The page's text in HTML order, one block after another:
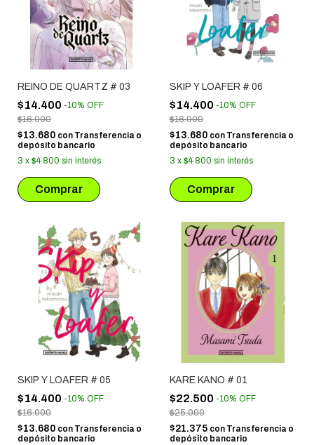
REINO DE QUARTZ # 03
$14.400 -10% OFF
$16.000
$13.680 con Transferencia o
depósito bancario
3 x $4.800 sin interés
SKIP Y LOAFER # 06
$14.400 -10% OFF
$16.000
$13.680 con Transferencia o
depósito bancario
3 x $4.800 sin interés
SKIP Y LOAFER # 05
$14.400 -10% OFF
$16.000
$13.680 con Transferencia o
depósito bancario
KARE KANO # 01
$22.500 -10% OFF
$25.000
$21.375 con Transferencia o
depósito bancario